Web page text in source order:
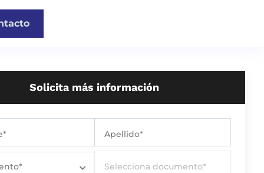
Solicita más información
Apellido*
Selecciona documento*